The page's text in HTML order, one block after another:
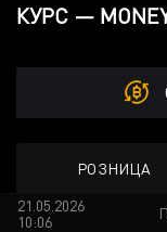
КУРС —
РОЗНИЦА
21.05.2026
10:06